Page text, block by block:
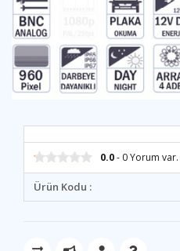
0.0- 0 Yorum var.
Ürün Kodu :